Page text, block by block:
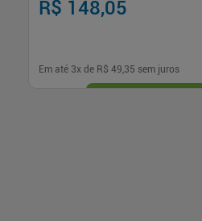
R$ 148,05
Em até 3x de R$ 49,35 sem juros